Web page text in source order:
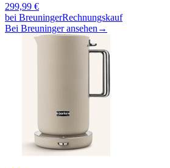
299,99 €
bei BreuningerRechnungskauf
Bei Breuninger ansehen →